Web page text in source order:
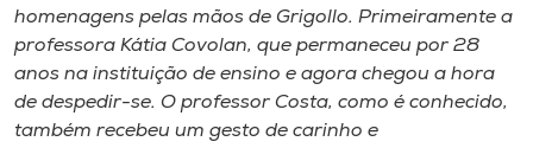
homenagens pelas mãos de Grigollo. Primeiramente a
professora Kátia Covolan, que permaneceu por 28
anos na instituição de ensino e agora chegou a hora
de despedir-se. O professor Costa, como é conhecido,
também recebeu um gesto de carinho e